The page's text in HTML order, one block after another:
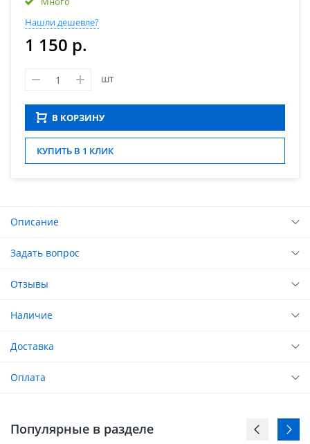
Нашли дешевле?
1 150 р.
шт
В КОРЗИНУ
КУПИТЬ В 1 КЛИК
Описание
Задать вопрос
Отзывы
Наличие
Доставка
Оплата
Популярные в разделе